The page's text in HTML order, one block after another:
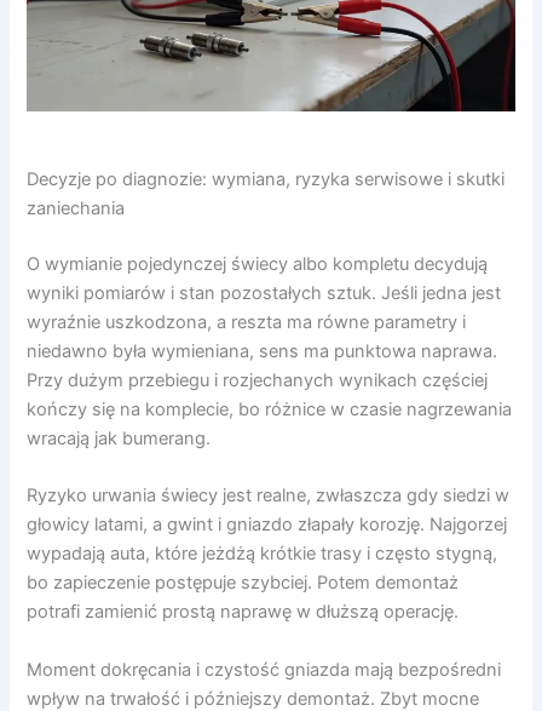
Decyzje po diagnozie: wymiana, ryzyka serwisowe i skutki
zaniechania
O wymianie pojedynczej świecy albo kompletu decydują
wyniki pomiarów i stan pozostałych sztuk. Jeśli jedna jest
wyraźnie uszkodzona, a reszta ma równe parametry i
niedawno była wymieniana, sens ma punktowa naprawa.
Przy dużym przebiegu i rozjechanych wynikach częściej
kończy się na komplecie, bo różnice w czasie nagrzewania
wracają jak bumerang.
Ryzyko urwania świecy jest realne, zwłaszcza gdy siedzi w
głowicy latami, a gwint i gniazdo złapały korozję. Najgorzej
wypadają auta, które jeżdżą krótkie trasy i często stygną,
bo zapieczenie postępuje szybciej. Potem demontaż
potrafi zamienić prostą naprawę w dłuższą operację.
Moment dokręcania i czystość gniazda mają bezpośredni
wpływ na trwałość i późniejszy demontaż. Zbyt mocne